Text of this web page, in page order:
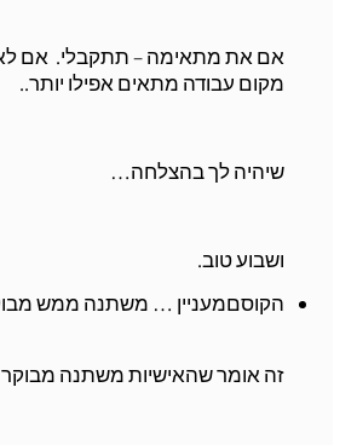
אם את מתאימה – תתקבלי. אם
מקום עבודה מתאים אפילו יותר..
שיהיה לך בהצלחה…
ושבוע טוב.
הקוסםמעניין … משתנה ממש
זה אומר שהאישיות משתנה